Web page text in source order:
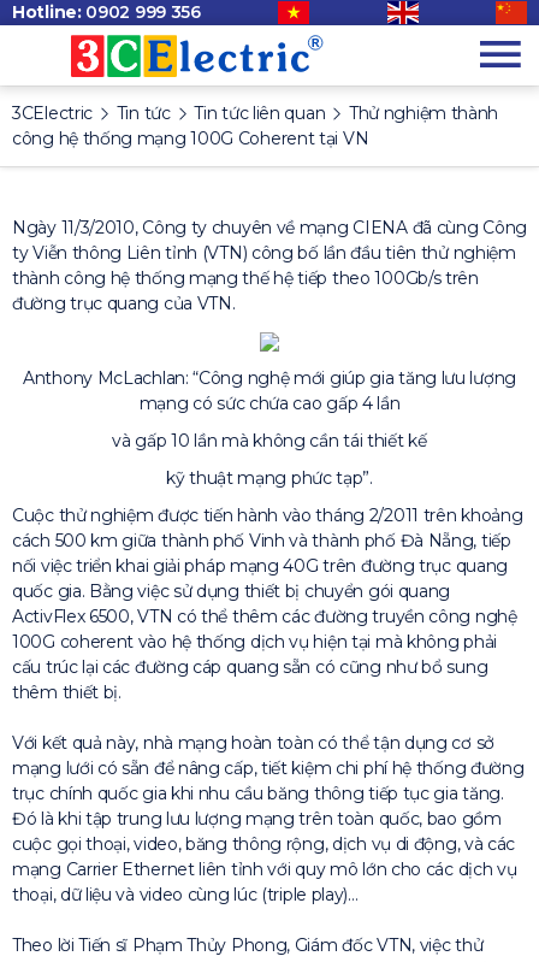
Hotline: 0902 999 356
3CElectric Tin tức Tin tức liên quan
Thử nghiệm thành
công hệ thống mạng 100G Coherent tại VN
Ngày 11/3/2010, Công ty chuyên về mạng CIENA đã cùng Công
ty Viễn thông Liên tỉnh (VTN) công bố lần đầu tiên thử nghiệm
thành công hệ thống mạng thế hệ tiếp theo 100Gb/s trên
đường trục quang của VTN.
Anthony McLachlan: “Công nghệ mới giúp gia tăng lưu lượng
mạng có sức chứa cao gấp 4 lần
và gấp 10 lần mà không cần tái thiết kế
kỹ thuật mạng phức tạp”.
Cuộc thử nghiệm được tiến hành vào tháng 2/2011 trên khoảng
cách 500 km giữa thành phố Vinh và thành phố Đà Nẵng, tiếp
nối việc triển khai giải pháp mạng 40G trên đường trục quang
quốc gia. Bằng việc sử dụng thiết bị chuyển gói quang
ActivFlex 6500, VTN có thể thêm các đường truyền công nghệ
100G coherent vào hệ thống dịch vụ hiện tại mà không phải
cấu trúc lại các đường cáp quang sẵn có cũng như bổ sung
thêm thiết bị.
Với kết quả này, nhà mạng hoàn toàn có thể tận dụng cơ sở
mạng lưới có sẵn để nâng cấp, tiết kiệm chi phí hệ thống đường
trục chính quốc gia khi nhu cầu băng thông tiếp tục gia tăng.
Đó là khi tập trung lưu lượng mạng trên toàn quốc, bao gồm
cuộc gọi thoại, video, băng thông rộng, dịch vụ di động, và các
mạng Carrier Ethernet liên tỉnh với quy mô lớn cho các dịch vụ
thoại, dữ liệu và video cùng lúc (triple play)…
Theo lời Tiến sĩ Phạm Thủy Phong, Giám đốc VTN, việc thử